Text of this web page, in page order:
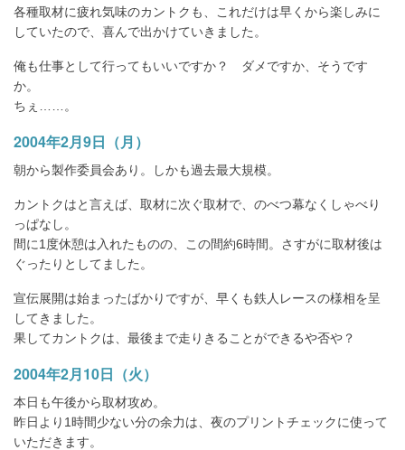
各種取材に疲れ気味のカントクも、これだけは早くから楽しみに
していたので、喜んで出かけていきました。
俺も仕事として行ってもいいですか？ ダメですか、そうです
か。
ちぇ……。
2004年2月9日（月）
朝から製作委員会あり。しかも過去最大規模。
カントクはと言えば、取材に次ぐ取材で、のべつ幕なくしゃべり
っぱなし。
間に1度休憩は入れたものの、この間約6時間。さすがに取材後は
ぐったりとしてました。
宣伝展開は始まったばかりですが、早くも鉄人レースの様相を呈
してきました。
果してカントクは、最後まで走りきることができるや否や？
2004年2月10日（火）
本日も午後から取材攻め。
昨日より1時間少ない分の余力は、夜のプリントチェックに使って
いただきます。